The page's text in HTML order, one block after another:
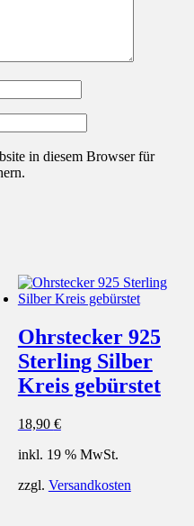
in diesem Browser für
Ohrstecker 925
Sterling Silber
Kreis gebürstet
18,90 €
inkl. 19 % MwSt.
zzgl. Versandkosten